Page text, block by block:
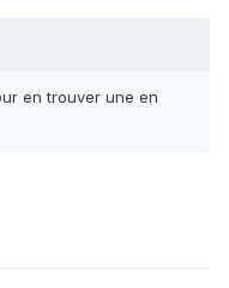
en trouver une en